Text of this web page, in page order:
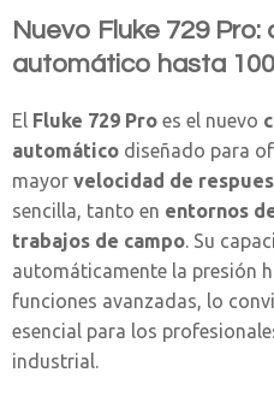
Nuevo Fluke 729
automático hasta
El Fluke 729 Pro es el nuevo
automático diseñado para
mayor velocidad de
sencilla, tanto en entornos
trabajos de campo. Su
automáticamente la presión
funciones avanzadas, lo
esencial para los
industrial.